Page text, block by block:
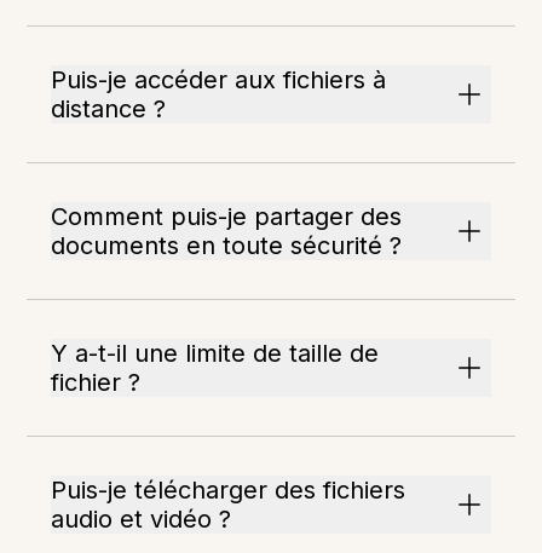
Puis-je accéder aux fichiers à
distance ?
Comment puis-je partager des
documents en toute sécurité ?
Y a-t-il une limite de taille de
fichier ?
Puis-je télécharger des fichiers
audio et vidéo ?